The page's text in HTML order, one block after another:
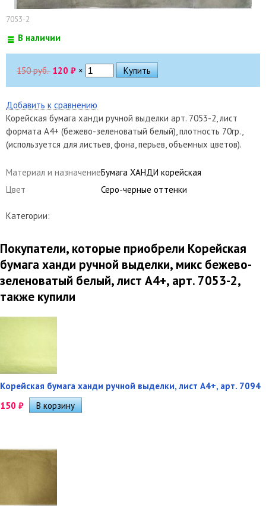
7053-2
В наличии
150 руб. 120 ₽ ×
Добавить к сравнению
Корейская бумага ханди ручной выделки арт. 7053-2, лист
формата А4+ (бежево-зеленоватый белый), плотность 70гр.,
(используется для листьев, фона, перьев, объемных цветов).
Материал и назначениеБумага ХАНДИ корейская
Цвет
Серо-черные оттенки
Категории:
Покупатели, которые приобрели Корейская
бумага ханди ручной выделки, микс бежево-
зеленоватый белый, лист А4+, арт. 7053-2,
также купили
Корейская бумага ханди ручной выделки, лист А4+, арт. 7094
150 ₽